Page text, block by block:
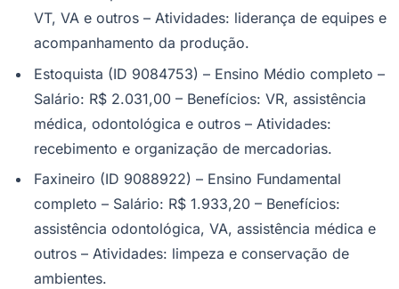
Flamengo
VT, VA e outros – Atividades: liderança de equipes e
acompanhamento da produção.
Estoquista (ID 9084753) – Ensino Médio completo –
Salário: R$ 2.031,00 – Benefícios: VR, assistência
médica, odontológica e outros – Atividades:
recebimento e organização de mercadorias.
Faxineiro (ID 9088922) – Ensino Fundamental
completo – Salário: R$ 1.933,20 – Benefícios:
assistência odontológica, VA, assistência médica e
outros – Atividades: limpeza e conservação de
ambientes.